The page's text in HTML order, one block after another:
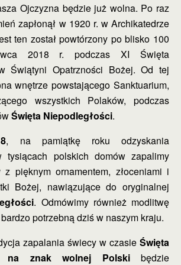
Ojczyzna będzie już wolna. Po raz
zapłonął w 1920 r. w Archikatedrze
ten został powtórzony po blisko 100
2018 r. podczas XI Święta
Świątyni Opatrzności Bożej. Od tej
wnętrze powstającego Sanktuarium,
wszystkich Polaków, podczas
Święta Niepodległości.
, na pamiątkę roku odzyskania
tysiącach polskich domów zapalimy
z pięknym ornamentem, złoceniami i
Bożej, nawiązujące do oryginalnej
. Odmówimy również modlitwę
potrzebną dziś w naszym kraju.
zapalania świecy w czasie Święta
na znak wolnej Polskibędzie